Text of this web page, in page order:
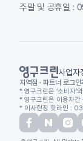
주말 및 공휴일 :
사업자
지역점 · 파트너 로그인
* 영구크린은 ‘소비자’
* 영구크린은 이용자
* 이사현장 핫라인 :